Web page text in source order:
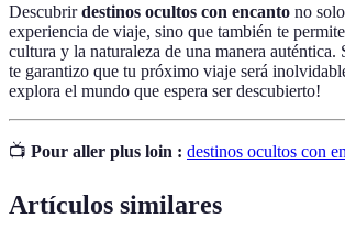
Descubrirdestinos ocultos con encanto no
experiencia de viaje, sino que también te
cultura y la naturaleza de una manera auténtica.
te garantizo que tu próximo viaje será
explora el mundo que espera ser descubierto!
📺 Pour aller plus loin : destinos ocultos con
Artículos similares